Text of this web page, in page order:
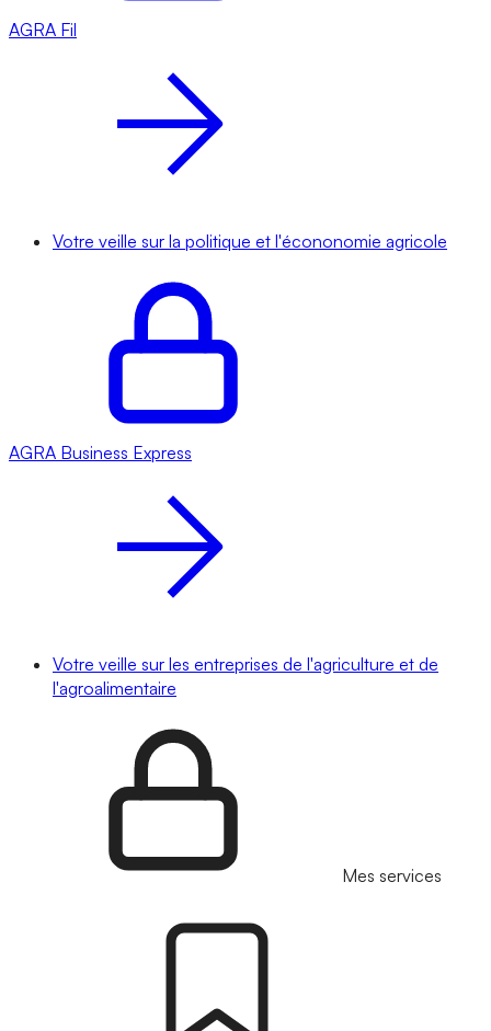
AGRA Fil
Votre veille sur la politique et l'écononomie agricole
AGRA Business Express
Votre veille sur les entreprises de l'agriculture et de
l'agroalimentaire
Mes services